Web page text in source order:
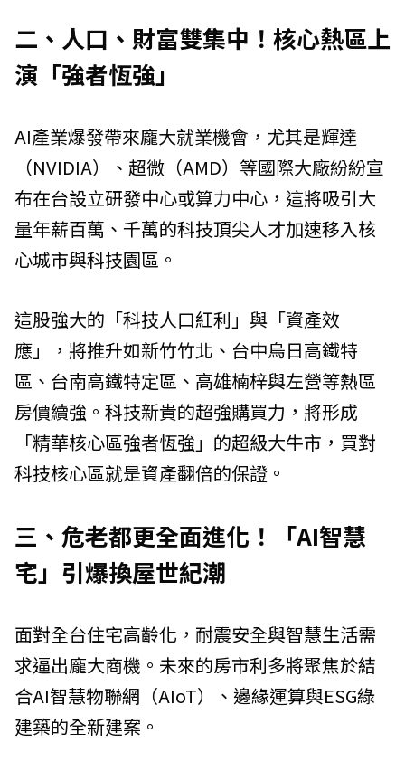
二、人口、財富雙集中！核心熱區上
演「強者恆強」
AI產業爆發帶來龐大就業機會，尤其是輝達
（NVIDIA）、超微（AMD）等國際大廠紛紛宣
布在台設立研發中心或算力中心，這將吸引大
量年薪百萬、千萬的科技頂尖人才加速移入核
心城市與科技園區。
這股強大的「科技人口紅利」與「資產效
應」，將推升如新竹竹北、台中烏日高鐵特
區、台南高鐵特定區、高雄楠梓與左營等熱區
房價續強。科技新貴的超強購買力，將形成
「精華核心區強者恆強」的超級大牛市，買對
科技核心區就是資產翻倍的保證。
三、危老都更全面進化！「AI智慧
宅」引爆換屋世紀潮
面對全台住宅高齡化，耐震安全與智慧生活需
求逼出龐大商機。未來的房市利多將聚焦於結
合AI智慧物聯網（AIoT）、邊緣運算與ESG綠
建築的全新建案。